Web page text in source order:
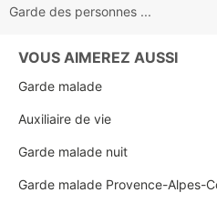
Garde des personnes ...
VOUS AIMEREZ AUSSI
Garde malade
Auxiliaire de vie
Garde malade nuit
Garde malade Provence-Alpes-